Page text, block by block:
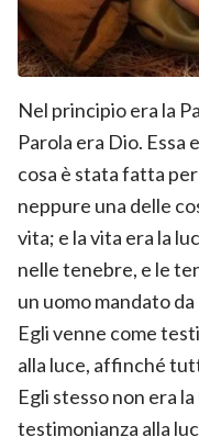
Nel principio era la
Parola era Dio. Essa
cosa è stata fatta per
neppure una delle
vita; e la vita era la
nelle tenebre, e le
un uomo mandato
Egli venne come
alla luce, affinché
Egli stesso non era
testimonianza alla